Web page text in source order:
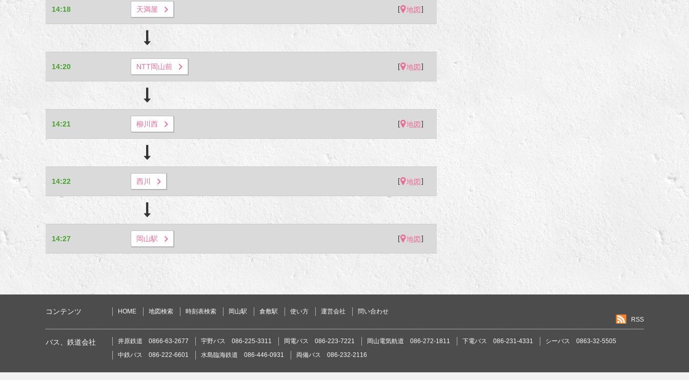
14:18 天満屋 [ 地図]
14:20 NTT岡山前 [ 地図]
14:21 柳川西 [ 地図]
14:22 西川 [ 地図]
14:27 岡山駅 [ 地図]
コンテンツ HOME 地図検索 時刻表検索 岡山駅 倉敷駅 使い方 運営会社
問い合わせ
RSS
バス、鉄道会社 井原鉄道 0866-63-2677 宇野バス 086-225-3311 岡電バス 086-223-7221 岡山電気軌道 086-272-1811 下電バス 086-231-4331
シーバス 0863-32-5505
中鉄バス 086-222-6601
水島臨海鉄道 086-446-0931 両備バス 086-232-2116